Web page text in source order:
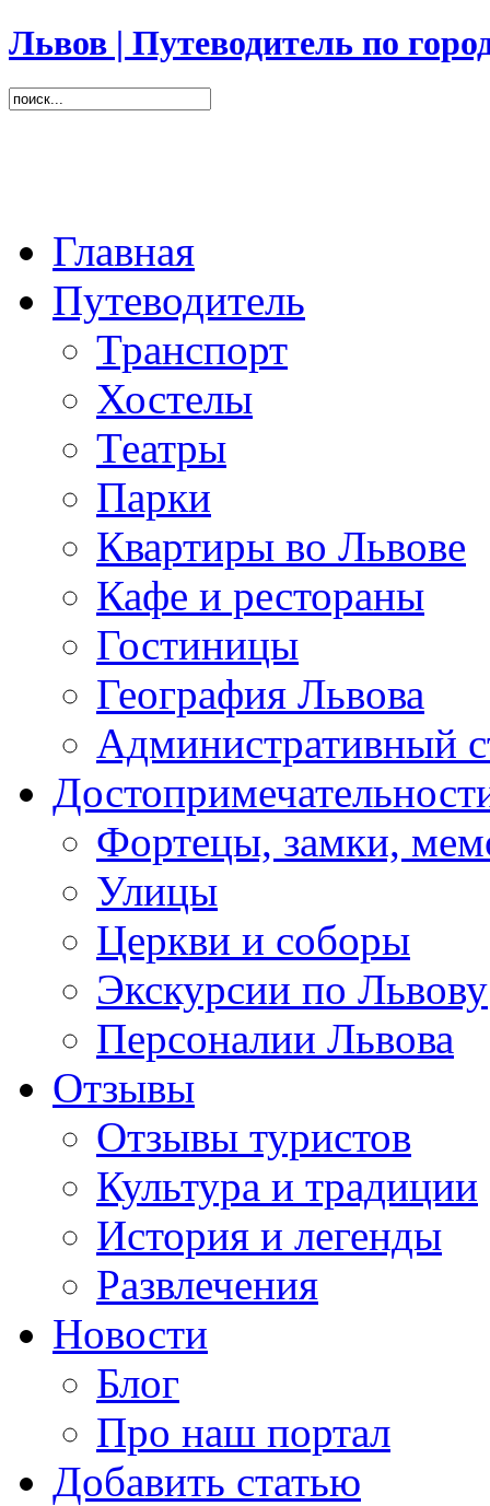
Львов | Путеводитель по
Главная
Путеводитель
Транспорт
Хостелы
Театры
Парки
Квартиры во Львове
Кафе и рестораны
Гостиницы
География Львова
Административный
Фортецы, замки,
Улицы
Церкви и соборы
Экскурсии по Львову
Персоналии Львова
Отзывы
Отзывы туристов
Культура и традиции
История и легенды
Развлечения
Новости
Блог
Про наш портал
Добавить статью